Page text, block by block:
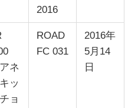
2016
ネ
ッ
ョ
ROAD
FC 031
2016年
5月14
日